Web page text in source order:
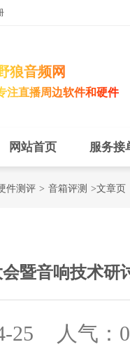
狼音频网
注直播周边软件和硬件
网站首页 服务接
件测评 > 音箱评测 >文章页
暨音响技术研
25 人气： 0